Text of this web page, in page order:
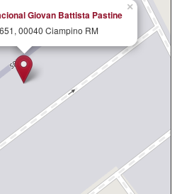
×
Giovan Battista Pastine
00040 Ciampino RM